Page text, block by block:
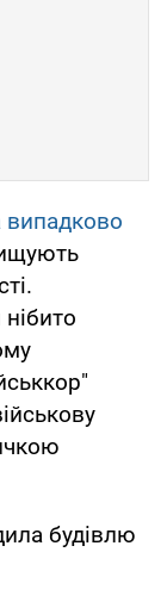
випадково
будівлю